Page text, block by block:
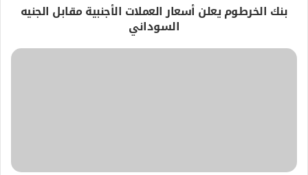
بنك الخرطوم يعلن أسعار العملات الأجنبية مقابل الجنيه
السوداني